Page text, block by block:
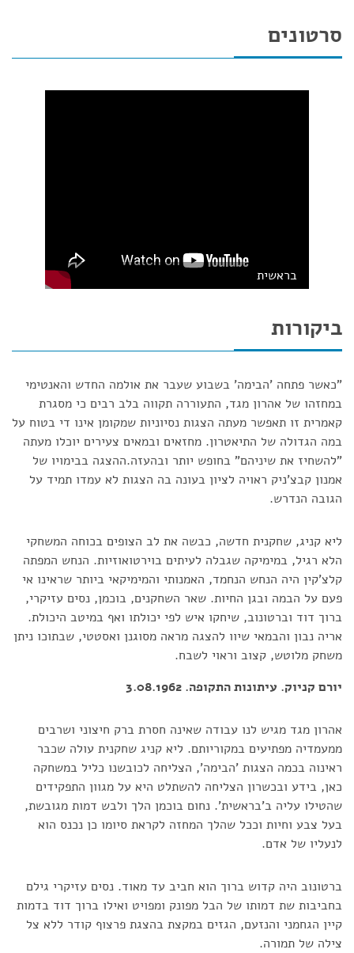
סרטונים
בראשית
ביקורות
"כאשר פתחה 'הבימה' בשבוע שעבר את אולמה החדש והאנטימי
במחזהו של אהרון מגד, התעוררה תקווה בלב רבים כי מסגרת
קאמרית זו תאפשר מעתה הצגות נסיוניות שמקומן אינו די בטוח על
במה הגדולה של התיאטרון. מחזאים ובמאים צעירים יוכלו מעתה
"להשחיז את שיניהם" בחופש יותר ובהעזה.ההצגה בבימויו של
אמנון קבצ'ניק ראויה לציון בעונה בה הצגות לא עמדו תמיד על
הגובה הנדרש.
ליא קניג, שחקנית חדשה, כבשה את לב הצופים בכוחה המשחקי
הלא רגיל, במימיקה שגבלה לעיתים בוירטואוזיות. הנחש המפתה
קלצ'קין היה הנחש הנחמד, האמנותי והמימיקאי ביותר שראינו אי
פעם על הבמה ובגן החיות. שאר השחקנים, בוכמן, נסים עזיקרי,
ברוך דוד וברטונוב, שיחקו איש לפי יכולתו ואף במיטב היכולת.
אריה נבון והבמאי שיוו להצגה מראה מסוגנן ואסטטי, שבתוכו ניתן
משחק מלוטש, קצוב וראוי לשבח.
יורם קניוק. עיתונות התקופה. 3.08.1962
אהרון מגד מגיש לנו עבודה שאינה חסרת ברק חיצוני ושרבים
ממעמדיה מפתיעים במקוריותם. ליא קניג שחקנית עולה שכבר
ראינוה בכמה הצגות 'הבימה', הצליחה לכובשנו כליל במשחקה
כאן, בידע ובכשרון הצליחה להשתלט היא על מגוון התפקידים
שהטילו עליה ב'בראשית'. נחום בוכמן הלך ולבש דמות מגובשת,
בעל צבע וחיות וככל שהלך המחזה לקראת סיומו כן נכנס הוא
לנעליו של אדם.
ברטונוב היה קדוש ברוך הוא חביב עד מאוד. נסים עזיקרי גילם
בחביבות שת דמותו של הבל מפונק ומפויט ואילו ברוך דוד בדמות
קיין הגחמני והנזעם, הגזים במקצת בהצגת פרצוף קודר ללא צל
צילה של תמורה.